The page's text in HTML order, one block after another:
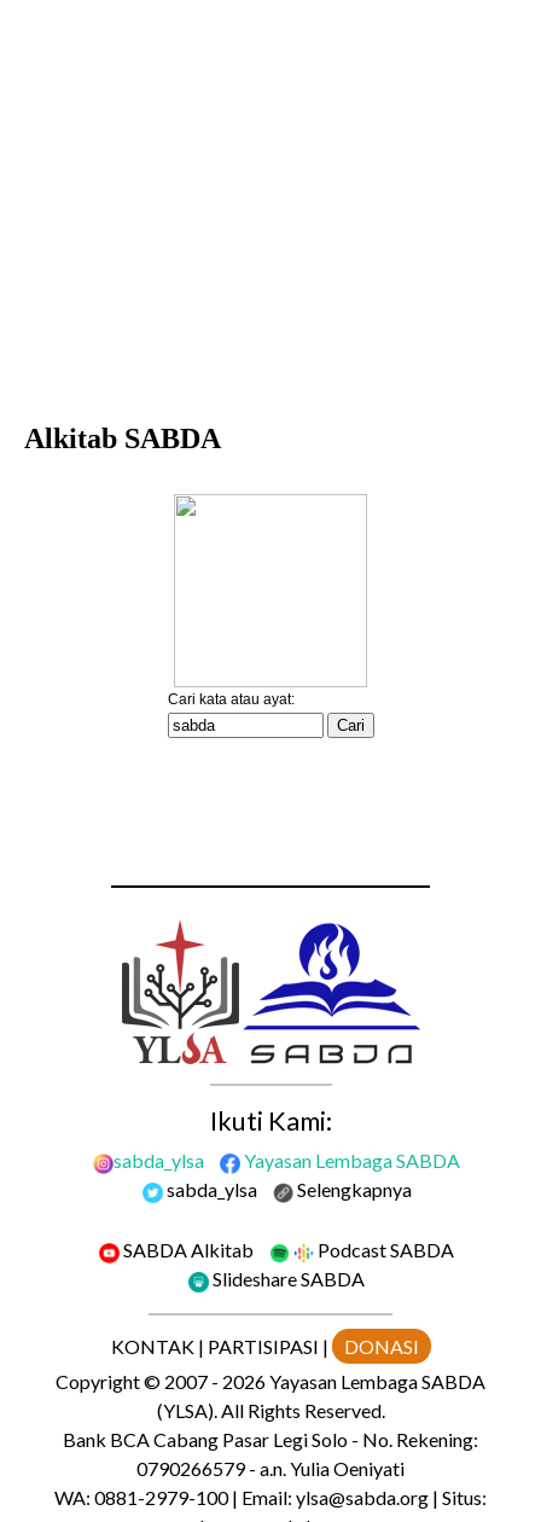
Ikuti Kami:
sabda_ylsa
Yayasan Lembaga SABDA
sabda_ylsa
Selengkapnya
SABDA Alkitab
Podcast SABDA
Slideshare SABDA
KONTAK| PARTISIPASI |
DONASI
Copyright© 2007 - 2026Yayasan Lembaga SABDA
(YLSA).All Rights Reserved.
Bank BCA Cabang Pasar Legi Solo - No. Rekening:
0790266579 - a.n. Yulia Oeniyati
WA: 0881-2979-100| Email: ylsa@sabda.org | Situs: